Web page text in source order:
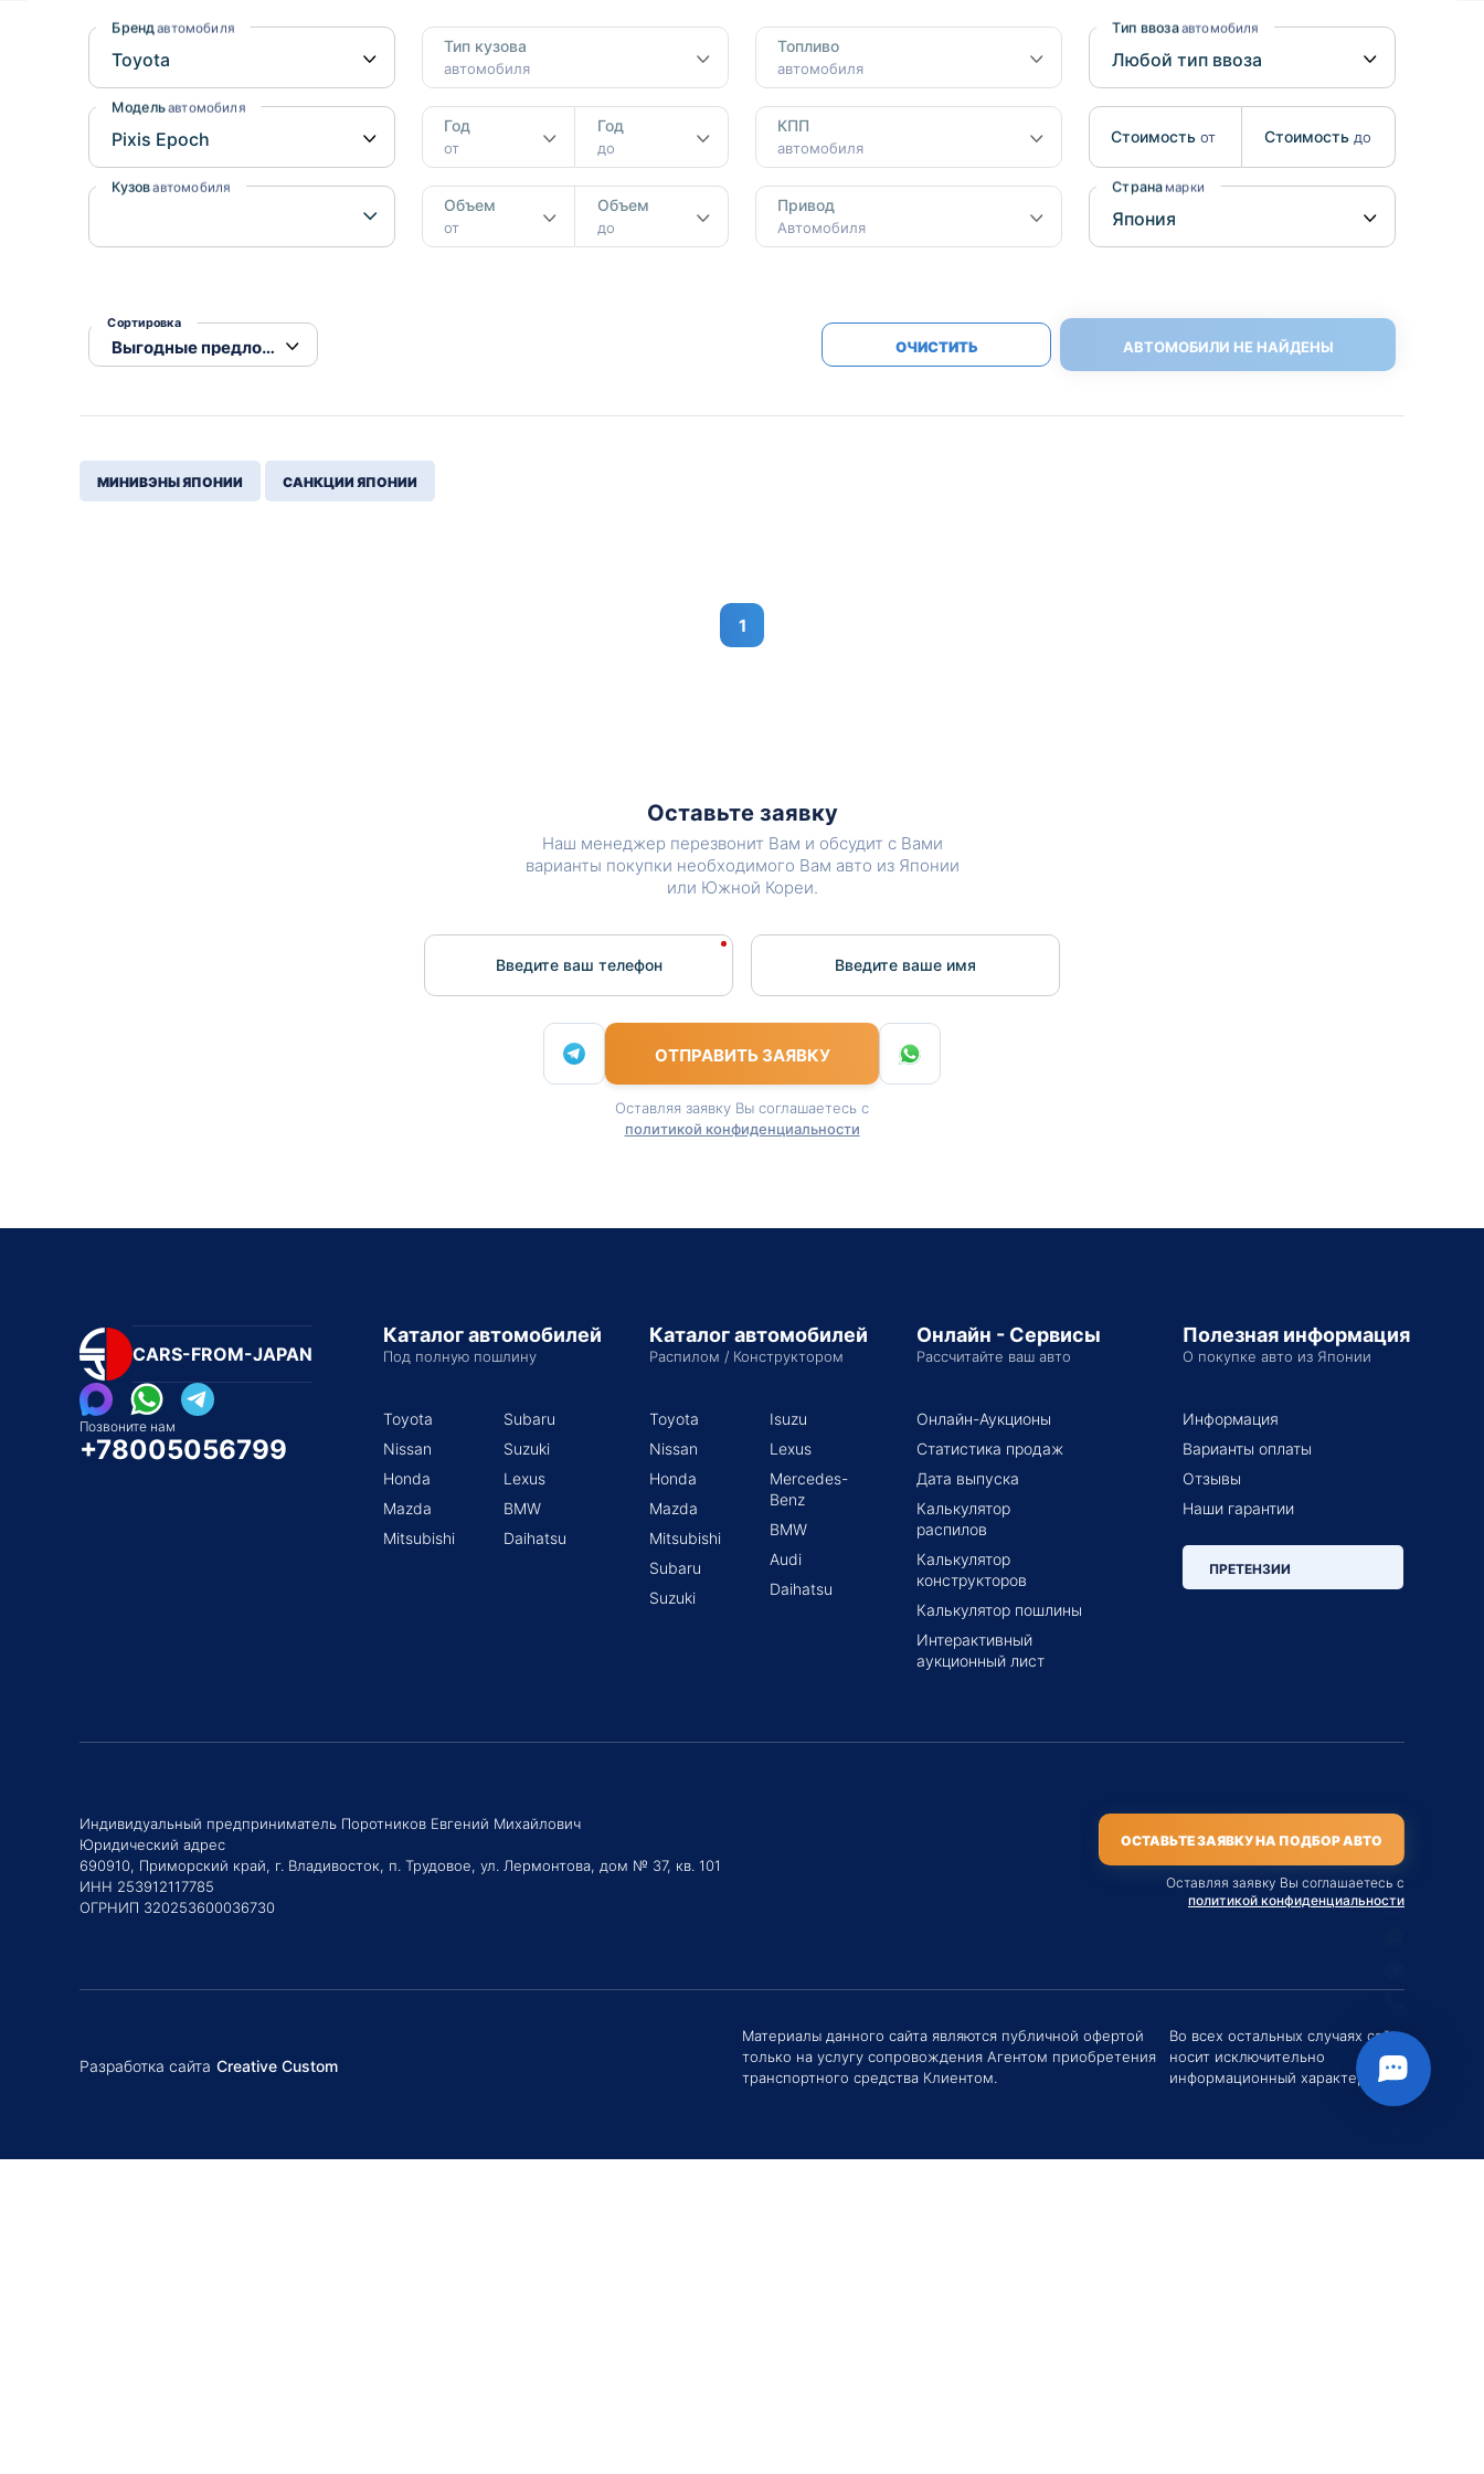
Suzuki
Mitsubishi
Subaru
Mazda
Mitsubishi
Subaru
Suzuki
Audi
Mitsubishi
Isuzu
Hino
Бренд автомобиля
Модельавтомобиля
Кузовавтомобиля
Тип кузова
автомобиля
Год
от
Год
до
Объем
от
Объем
до
Топливо
автомобиля
КПП
автомобиля
Привод
Автомобиля
Тип ввозаавтомобиля
Стоимость от Стоимость до
Страна марки
Сортировка
ОЧИСТИТЬ АВТОМОБИЛИ НЕ НАЙДЕНЫ
МИНИВЭНЫ ЯПОНИИ САНКЦИИ ЯПОНИИ
1
Оставьте заявку
Наш менеджер перезвонит Вам и обсудит с Вами
варианты покупки необходимого Вам авто из Японии
или Южной Кореи.
Введите ваш телефон Введите вашe имя
ОТПРАВИТЬ ЗАЯВКУ
Оставляя заявку Вы соглашаетесь с
политикой конфиденциальности
CARS-FROM-JAPAN
Позвоните нам
+78005056799
Каталог автомобилей
Под полную пошлину
Toyota
Nissan
Honda
Mazda
Mitsubishi
Subaru
Suzuki
Lexus
BMW
Daihatsu
Каталог автомобилей
Распилом / Конструктором
Toyota
Nissan
Honda
Mazda
Mitsubishi
Subaru
Suzuki
Isuzu
Lexus
Mercedes-
Benz
BMW
Audi
Daihatsu
Онлайн - Сервисы
Рассчитайте ваш авто
Онлайн-Аукционы
Статистика продаж
Дата выпуска
Калькулятор
распилов
Калькулятор
конструкторов
Калькулятор пошлины
Интерактивный
аукционный лист
Полезная информация
О покупке авто из Японии
Информация
Варианты оплаты
Отзывы
Наши гарантии
ПРЕТЕНЗИИ
Индивидуальный предприниматель Поротников Евгений Михайлович
Юридический адрес
690910, Приморский край, г. Владивосток, п. Трудовое, ул. Лермонтова, дом № 37, кв. 101
ИНН 253912117785
ОГРНИП 320253600036730
ОСТАВЬТЕ ЗАЯВКУ НА ПОДБОР АВТО
Оставляя заявку Вы соглашаетесь с
политикой конфиденциальности
Материалы данного сайта являются публичной офертой
только на услугу сопровождения Агентом приобретения
транспортного средства Клиентом.
Во всех остальных случаях сайт
носит исключительно
информационный характер.
Разработка сайта Creative Custom Евгений Хоменко
Здравствуйте! Если у вас есть вопросы (Цена,
задать их мне в чат!